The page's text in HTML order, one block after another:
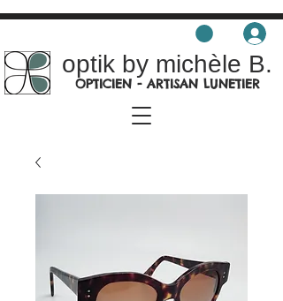
optik by michèle B.
OPTICIEN - ARTISAN LUNETIER